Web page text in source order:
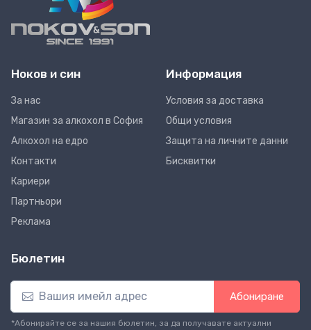
Ноков и син
За нас
Магазин за алкохол в София
Алкохол на едро
Контакти
Кариери
Партньори
Реклама
Информация
Условия за доставка
Общи условия
Защита на личните данни
Бисквитки
Бюлетин
Абониране
*Абонирайте се за нашия бюлетин, за да получавате актуални